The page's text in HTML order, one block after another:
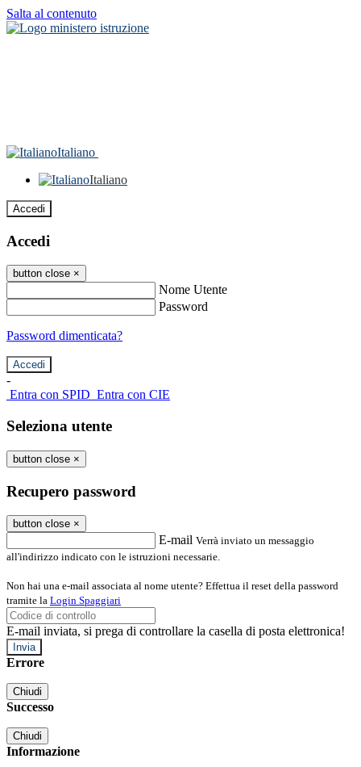
Salta al contenuto
Italiano
Italiano
Accedi
Accedi
button close ×
Nome Utente
Password
Password dimenticata?
-
Entra con SPID Entra con CIE
Seleziona utente
button close ×
Recupero password
button close ×
E-mail Verrà inviato un messaggio
all'indirizzo indicato con le istruzioni necessarie.
Non hai una e-mail associata al nome utente? Effettua il reset della password
tramite la Login Spaggiari
E-mail inviata, si prega di controllare la casella di posta elettronica!
Errore
Chiudi
Successo
Chiudi
Informazione